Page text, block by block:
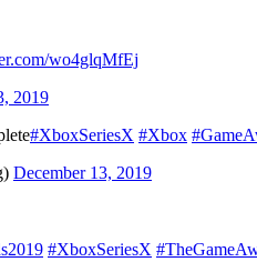
wo4glqMfEj
2019
#XboxSeriesX #Xbox
December 13, 2019
#XboxSeriesX